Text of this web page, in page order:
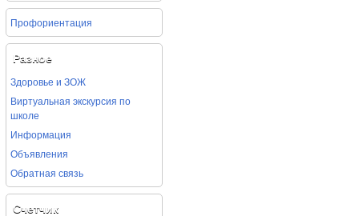
Профориентация
Разное
Здоровье и ЗОЖ
Виртуальная экскурсия по
школе
Информация
Объявления
Обратная связь
Счетчик